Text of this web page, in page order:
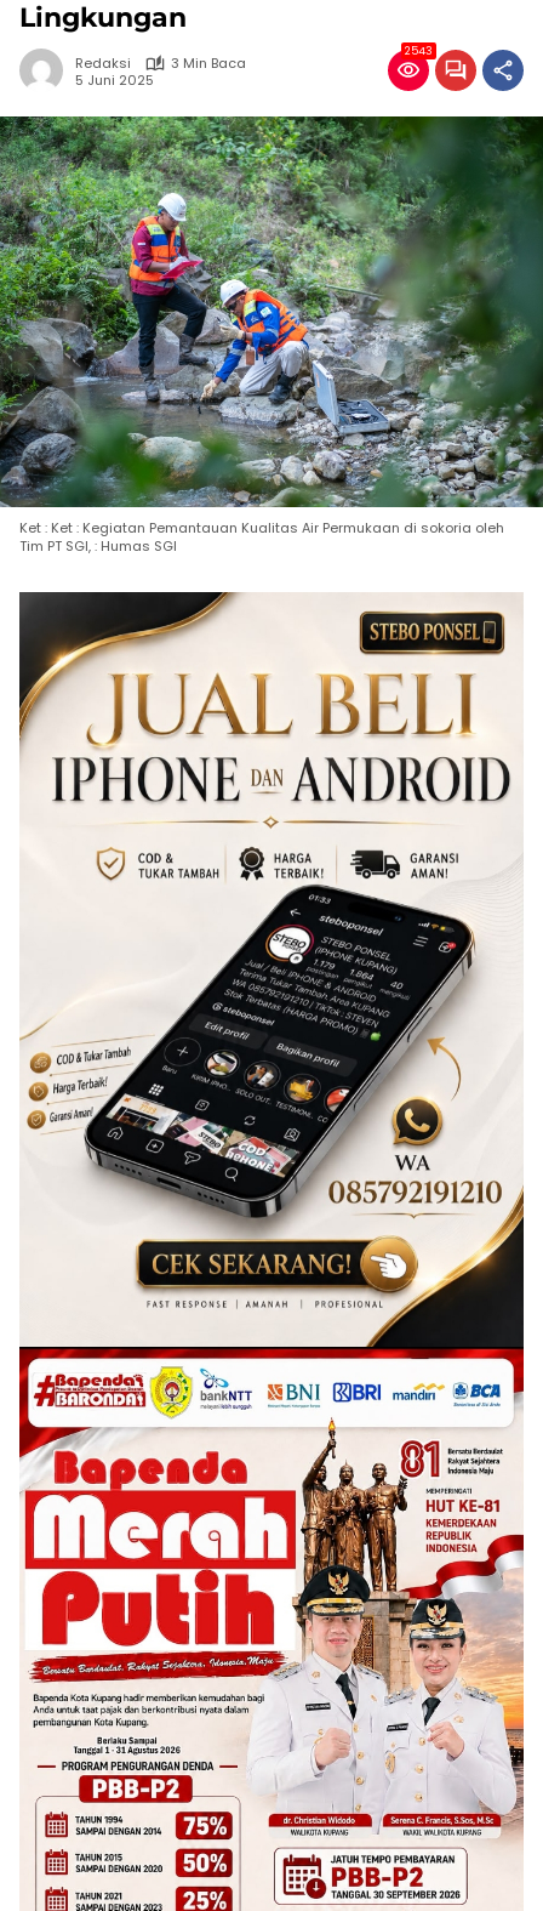
Lingkungan
Redaksi
3 Min Baca
5 Juni 2025
2543
Ket : Ket : Kegiatan Pemantauan Kualitas Air Permukaan di sokoria oleh
Tim PT SGI, : Humas SGI